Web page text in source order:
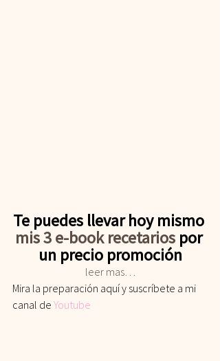
Te puedes llevar hoy mismo
mis 3 e-book recetarios por
un precio promoción
leer mas…
Mira la preparación aquí y suscríbete a mi
canal de Youtube